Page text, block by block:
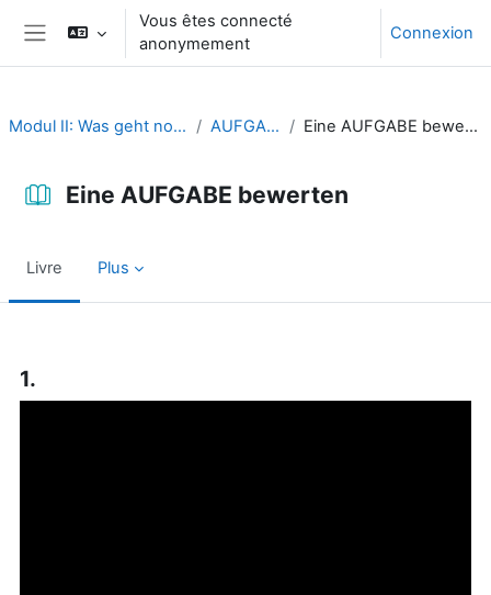
Passer au contenu principal
Panneau latéral
Vous êtes connecté
anonymement
Connexion
Modul II: Was geht noch? AUFGABE Eine AUFGABE bewerten
Eine AUFGABE bewerten
Livre Plus
1.